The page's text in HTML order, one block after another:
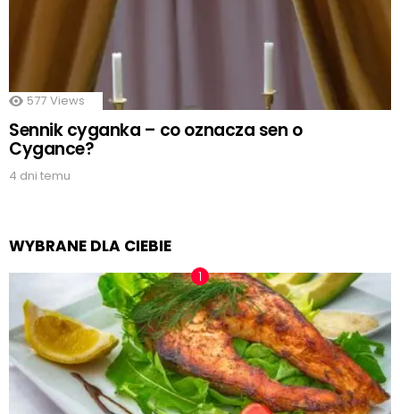
577 Views
Sennik cyganka – co oznacza sen o
Cygance?
4 dni temu
WYBRANE DLA CIEBIE